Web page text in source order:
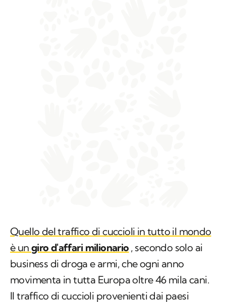
Quello del traffico di cuccioli in tutto il mondo
è un giro d'affari milionario , secondo solo ai
business di droga e armi, che ogni anno
movimenta in tutta Europa oltre 46 mila cani.
Il traffico di cuccioli provenienti dai paesi